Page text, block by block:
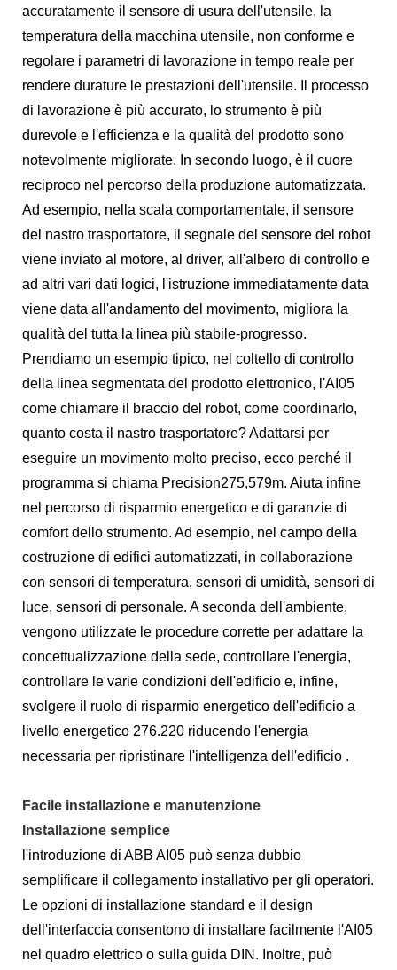
accuratamente il sensore di usura dell'utensile, la
temperatura della macchina utensile, non conforme e
regolare i parametri di lavorazione in tempo reale per
rendere durature le prestazioni dell'utensile. Il processo
di lavorazione è più accurato, lo strumento è più
durevole e l'efficienza e la qualità del prodotto sono
notevolmente migliorate. In secondo luogo, è il cuore
reciproco nel percorso della produzione automatizzata.
Ad esempio, nella scala comportamentale, il sensore
del nastro trasportatore, il segnale del sensore del robot
viene inviato al motore, al driver, all'albero di controllo e
ad altri vari dati logici, l'istruzione immediatamente data
viene data all'andamento del movimento, migliora la
qualità del tutta la linea più stabile-progresso.
Prendiamo un esempio tipico, nel coltello di controllo
della linea segmentata del prodotto elettronico, l'AI05
come chiamare il braccio del robot, come coordinarlo,
quanto costa il nastro trasportatore? Adattarsi per
eseguire un movimento molto preciso, ecco perché il
programma si chiama Precision275,579m. Aiuta infine
nel percorso di risparmio energetico e di garanzie di
comfort dello strumento. Ad esempio, nel campo della
costruzione di edifici automatizzati, in collaborazione
con sensori di temperatura, sensori di umidità, sensori di
luce, sensori di personale. A seconda dell'ambiente,
vengono utilizzate le procedure corrette per adattare la
concettualizzazione della sede, controllare l'energia,
controllare le varie condizioni dell'edificio e, infine,
svolgere il ruolo di risparmio energetico dell'edificio a
livello energetico 276.220 riducendo l'energia
necessaria per ripristinare l'intelligenza dell'edificio .
Facile installazione e manutenzione
Installazione semplice
l'introduzione di ABB AI05 può senza dubbio
semplificare il collegamento installativo per gli operatori.
Le opzioni di installazione standard e il design
dell'interfaccia consentono di installare facilmente l'AI05
nel quadro elettrico o sulla guida DIN. Inoltre, può